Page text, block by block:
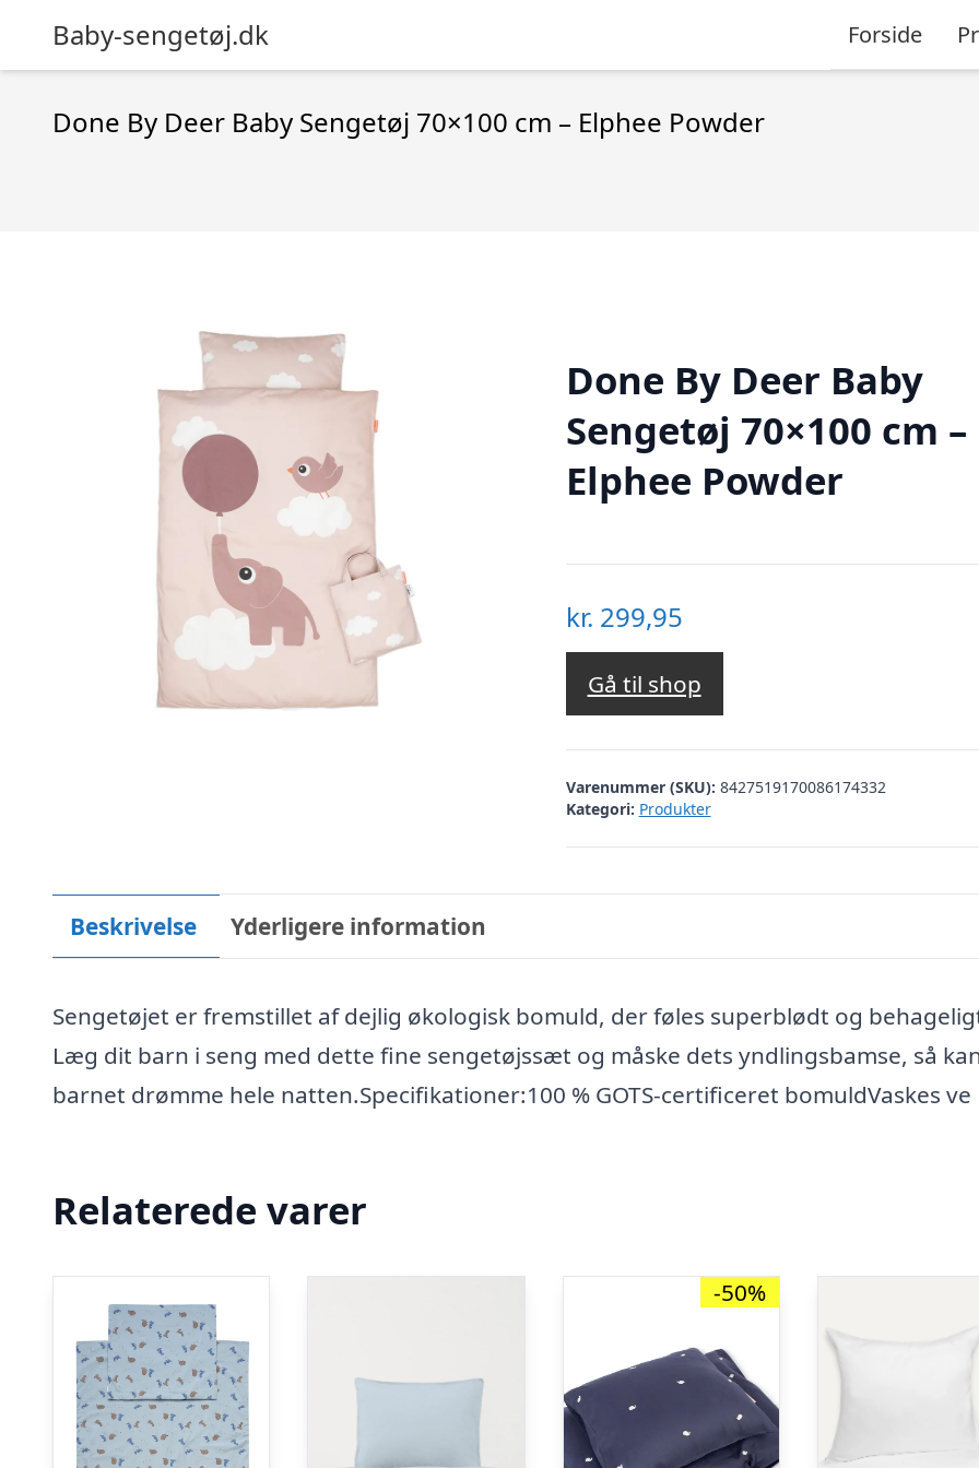
Baby-sengetøj.dk Forside
Done By Deer Baby Sengetøj 70×100 cm – Elphee Powder
Done By Deer Baby
Sengetøj 70×100 cm –
Elphee Powder
kr. 299,95
Gå til shop
Varenummer (SKU): 8427519170086174332
Kategori: Produkter
Beskrivelse Yderligere information
Sengetøjet er fremstillet af dejlig økologisk bomuld, der føles superblødt og
Læg dit barn i seng med dette fine sengetøjssæt og måske dets yndlingsbamse, så
barnet drømme hele natten.Specifikationer:100 % GOTS-certificeret bomuldVaskes ve
Relaterede varer
-50%